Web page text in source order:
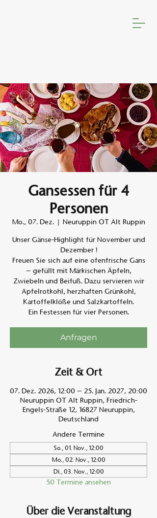
Gansessen für 4
Personen
Mo., 07. Dez.
  |
Neuruppin OT Alt Ruppin
Unser Gänse-Highlight für November und
Dezember !
Freuen Sie sich auf eine ofenfrische Gans
– gefüllt mit Märkischen Äpfeln,
Zwiebeln und Beifuß. Dazu servieren wir
Apfelrotkohl, herzhaften Grünkohl,
Kartoffelklöße und Salzkartoffeln.
Ein Festessen für vier Personen.
Anfragen
Zeit & Ort
07. Dez. 2026, 12:00 – 25. Jan. 2027, 20:00
Neuruppin OT Alt Ruppin, Friedrich-
Engels-Straße 12, 16827 Neuruppin,
Deutschland
Andere Termine
So., 01. Nov., 12:00
Mo., 02. Nov., 12:00
Di., 03. Nov., 12:00
50 Termine ansehen
Über die Veranstaltung